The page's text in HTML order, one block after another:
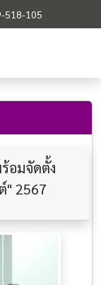
518-105
อมจัดตั้ง
" 2567